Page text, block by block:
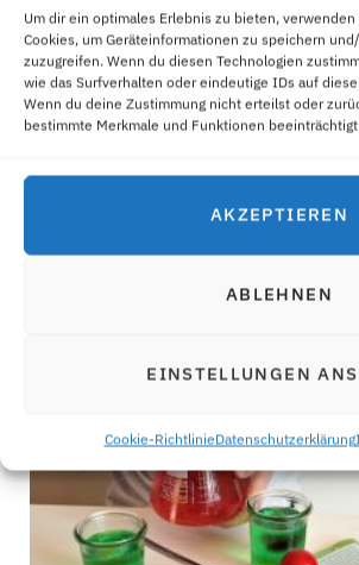
Um dir ein optimales Erlebnis zu bieten,
Cookies, um Geräteinformationen zu speichern
zuzugreifen. Wenn du diesen Technologien
wie das Surfverhalten oder eindeutige IDs auf
Wenn du deine Zustimmung nicht erteilst oder
bestimmte Merkmale und Funktionen
AKZEPTIEREN
ABLEHNEN
EINSTELLUNGEN
Cookie-RichtlinieDatenschutzerklärung
25. JANUAR 2021